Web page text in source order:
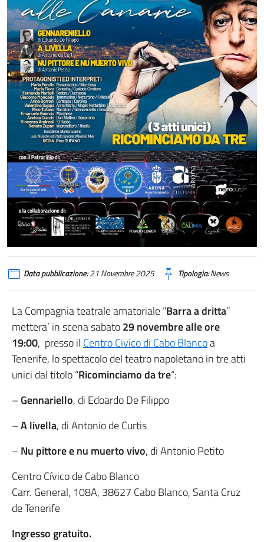
Data pubblicazione:21 Novembre 2025 Tipologia:News
La Compagnia teatrale amatoriale “Barra a dritta”
mettera’ in scena sabato29 novembre alle ore
19:00, presso il Centro Civico di Cabo Blancoa
Tenerife, lo spettacolo del teatro napoletano in tre atti
unici dal titolo “Ricominciamo da tre“:
–Gennariello, di Edoardo De Filippo
–A livella, di Antonio de Curtis
–Nu pittore e nu muerto vivo, di Antonio Petito
Centro Cívico de Cabo Blanco
Carr. General, 108A, 38627 Cabo Blanco, Santa Cruz
de Tenerife
Ingresso gratuito.